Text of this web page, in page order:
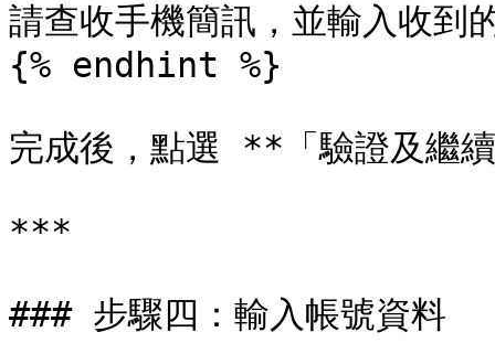
請查收手機簡訊，並輸入收到
{% endhint %}
完成後，點選 **「驗證及繼
***
### 步驟四：輸入帳號資料